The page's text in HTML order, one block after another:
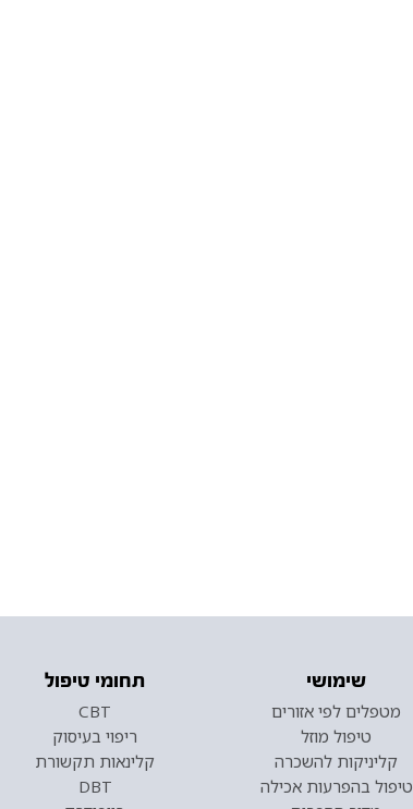
שימושי
מטפלים לפי אזורים
טיפול מוזל
קליניקות להשכרה
טיפול בהפרעות אכילה
תחומי טיפול
CBT
ריפוי בעיסוק
קלינאות תקשורת
DBT